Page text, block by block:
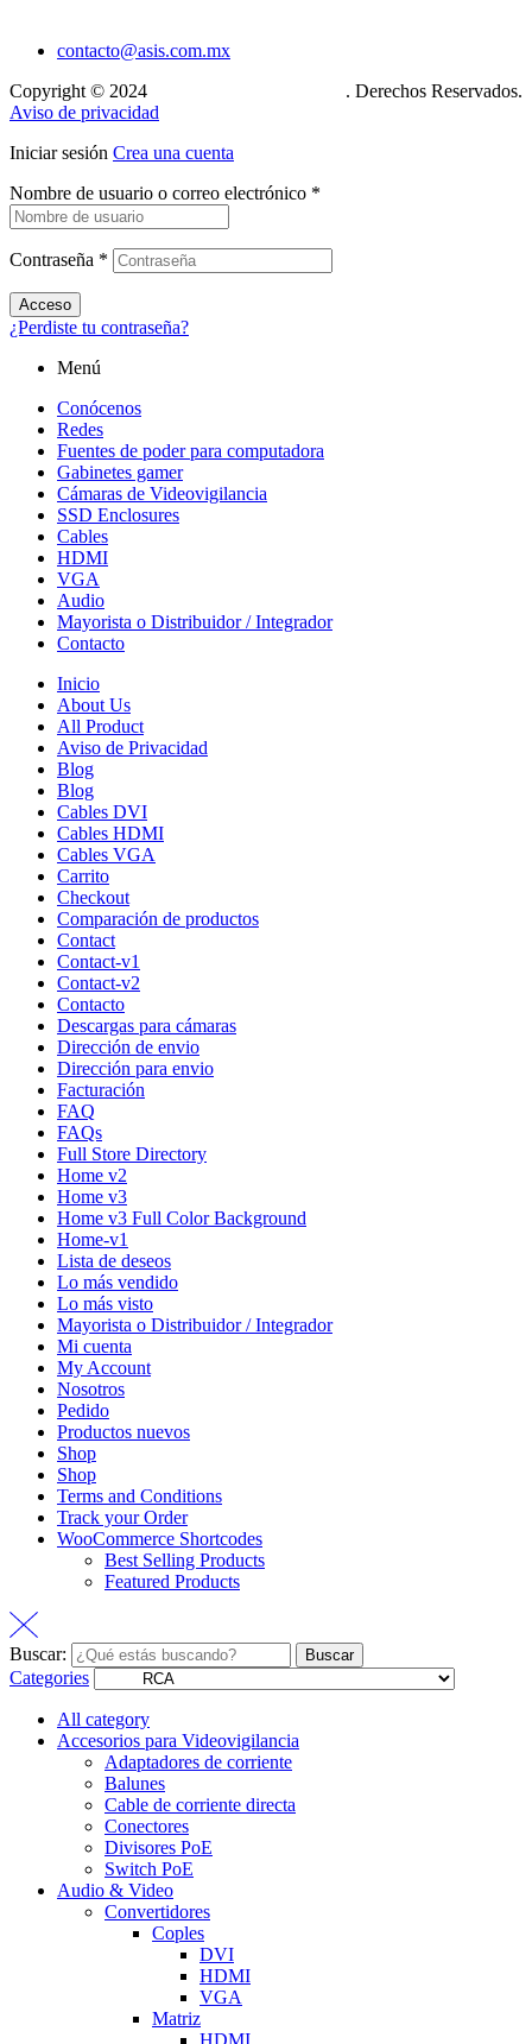
contacto@asis.com.mx
Copyright © 2024
. Derechos Reservados.
Aviso de privacidad
Iniciar sesión Crea una cuenta
Nombre de usuario o correo electrónico *
Contraseña *
Acceso
¿Perdiste tu contraseña?
Menú
Conócenos
Redes
Fuentes de poder para computadora
Gabinetes gamer
Cámaras de Videovigilancia
SSD Enclosures
Cables
HDMI
VGA
Audio
Mayorista o Distribuidor / Integrador
Contacto
Inicio
About Us
All Product
Aviso de Privacidad
Blog
Blog
Cables DVI
Cables HDMI
Cables VGA
Carrito
Checkout
Comparación de productos
Contact
Contact-v1
Contact-v2
Contacto
Descargas para cámaras
Dirección de envio
Dirección para envio
Facturación
FAQ
FAQs
Full Store Directory
Home v2
Home v3
Home v3 Full Color Background
Home-v1
Lista de deseos
Lo más vendido
Lo más visto
Mayorista o Distribuidor / Integrador
Mi cuenta
My Account
Nosotros
Pedido
Productos nuevos
Shop
Shop
Terms and Conditions
Track your Order
WooCommerce Shortcodes
Best Selling Products
Featured Products
Buscar: Buscar
Categories
All category
Accesorios para Videovigilancia
Adaptadores de corriente
Balunes
Cable de corriente directa
Conectores
Divisores PoE
Switch PoE
Audio & Video
Convertidores
Coples
DVI
HDMI
VGA
Matriz